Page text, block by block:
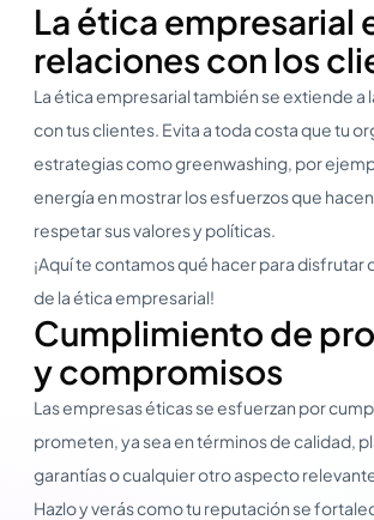
La ética empresarial
relaciones con los
La ética empresarial también se extiende a
con tus clientes. Evita a toda costa que tu
estrategias como greenwashing, por
energía en mostrar los esfuerzos que
respetar sus valores y políticas.
¡Aquí te contamos qué hacer para disfrutar
de la ética empresarial!
Cumplimiento de
y compromisos
Las empresas éticas se esfuerzan por
prometen, ya sea en términos de calidad,
garantías o cualquier otro aspecto
Hazlo y verás como tu reputación se